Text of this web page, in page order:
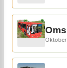
Oktober